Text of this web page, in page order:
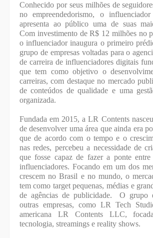
Conhecido por seus milhões de
no empreendedorismo, o
apresenta ao público uma de suas
Com investimento de R$ 12 milhões no
o influenciador inaugura o primeiro
grupo de empresas voltadas para o
de carreira de influenciadores digitais
que tem como objetivo o
carreiras, com destaque no mercado
de conteúdos de qualidade e uma
organizada.
Fundada em 2015, a LR Contents
de desenvolver uma área que ainda era
que de acordo com o tempo e o
nas redes, percebeu a necessidade de
que fosse capaz de fazer a ponte
influenciadores. Focando em um dos
crescem no Brasil e no mundo, o
tem como target pequenas, médias e
de agências de publicidade. O grupo
outras empresas, como LR Tech
americana LR Contents LLC,
tecnologia, streamings e reality shows.